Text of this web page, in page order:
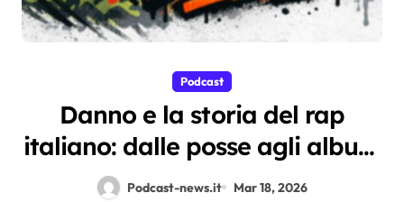
Podcast
Danno e la storia del rap
italiano: dalle posse agli album
di oggi, la lezione su m2o plus
Podcast-news.it Mar 18, 2026